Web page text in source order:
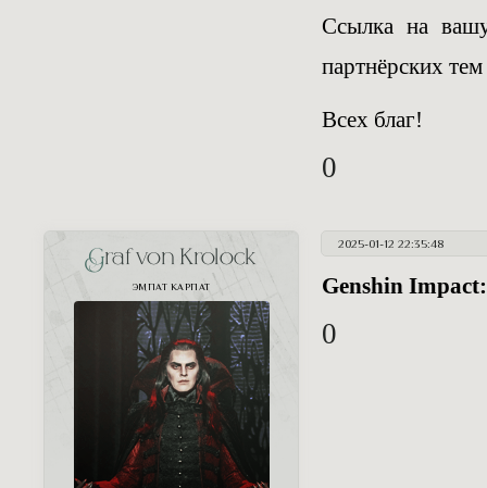
Ссылка на
партнёрских
Всех благ!
0
2025-01-12 22:35:48
Graf von Krolock
ЭМПАТ КАРПАТ Genshin
0